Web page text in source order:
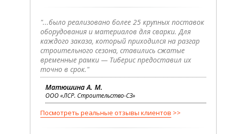
"...было реализовано более 25 крупных поставок
оборудования и материалов для сварки. Для
каждого заказа, который приходился на разгар
строительного сезона, ставились сжатые
временные рамки — Тиберис предоставил их
точно в срок."
Матюшина А. М.
ООО «ЛСР. Строительство-СЗ»
Посмотреть реальные отзывы клиентов